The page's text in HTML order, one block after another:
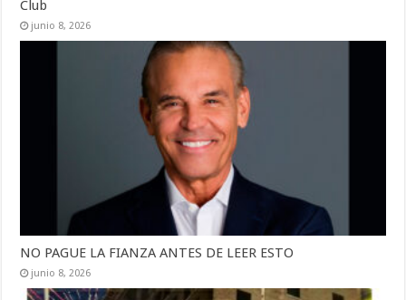
Club
junio 8, 2026
NO PAGUE LA FIANZA ANTES DE LEER ESTO
junio 8, 2026